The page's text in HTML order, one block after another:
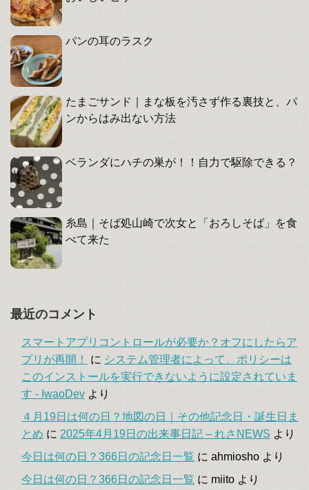
パンの耳のラスク
たまごサンド｜まな板を汚さず作る裏技と、パ
ンからはみ出ない方法
ベランダにハチの巣が！！自力で駆除できる？
糸島｜そば処山崎で次女と「おろしそば」を食
べて来た
最近のコメント
スマートアプリコントロールが必要か？オフにしたらア
プリが再開！
に システム管理者によって、ポリシーは
このインストールを実行できないように設定されていま
す - IwaoDev より
４月19日は何の日？地図の日｜その他記念日・誕生日ま
とめ に 2025年4月19日の出来事日記 – れさNEWS より
今日は何の日？366日の記念日一覧 に ahmiosho より
今日は何の日？366日の記念日一覧 に miito より